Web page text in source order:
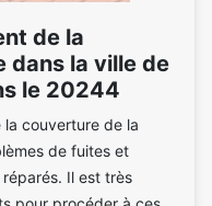
de la
dans la ville de
le 20244
couverture de la
de fuites et
Il est très